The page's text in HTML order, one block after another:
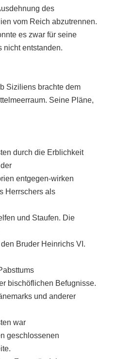
des
vom Reich abzutrennen.
es zwar für seine
nicht entstanden.
Siziliens brachte dem
Seine Pläne,
durch die Erblichkeit
entgegen-wirken
Herrschers als
und Staufen. Die
Bruder Heinrichs VI.
bischöflichen Befugnisse.
und anderer
war
geschlossenen